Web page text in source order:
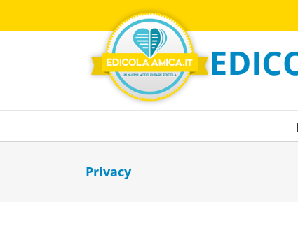
al
Privacy